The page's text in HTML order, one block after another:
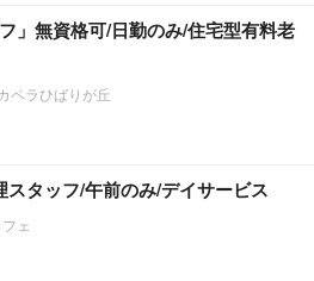
」無資格可/日勤のみ/住宅型有料老
ペラひばりが丘
スタッフ/午前のみ/デイサービス
ェ